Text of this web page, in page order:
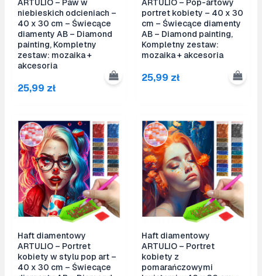
ARTULIO – Paw w
niebieskich odcieniach –
40 x 30 cm – Świecące
diamenty AB – Diamond
painting, Kompletny
zestaw: mozaika +
akcesoria
25,99 zł
ARTULIO – Pop-artowy
portret kobiety – 40 x 30
cm – Świecące diamenty
AB – Diamond painting,
Kompletny zestaw:
mozaika + akcesoria
25,99 zł
Haft diamentowy
ARTULIO – Portret
kobiety w stylu pop art –
40 x 30 cm – Świecące
Haft diamentowy
ARTULIO – Portret
kobiety z
pomarańczowymi